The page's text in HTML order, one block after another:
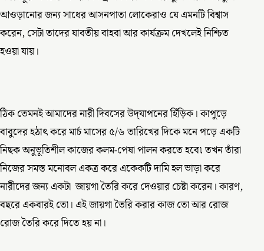
আওড়ানোর জন্য সাধের আসনপাতা লোকেরাও যে এমনটি বিশ্বাস
করেন, সেটা তাদের যাবতীয় বাহবা আর কার্যক্রম দেখলেই নিশ্চিত
হওয়া যায়।
ঠিক তেমনই আমাদের নারী দিবসের উদ্‌যাপনের হিঁড়িক। কাপুড়ে
বাবুদের হঠাৎ করে মার্চ মাসের ৫/৬ তারিখের দিকে মনে পড়ে একটি
নিছক অনুভূতিশীল কাজের কলম-পেষা পালন করতে হবে৷ তখন তাঁরা
নিজের সমস্ত মনোবল একত্র করে একেকটি দামি হল ভাড়া করে
নারীদের জন্য একটা জায়গা তৈরি করে দেওয়ার চেষ্টা করেন। কারণ,
বছরে একবারই তো। এই জায়গা তৈরি করার কাজ তো আর রোজ
রোজ তৈরি করে দিতে হয় না।